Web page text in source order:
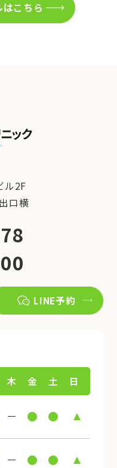
こちら
ル2F
口横
LINE予約
木 金 土 日